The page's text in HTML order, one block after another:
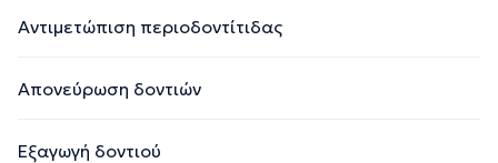
Αντιμετώπιση περιοδοντίτιδας
Απονεύρωση δοντιών
Εξαγωγή δοντιού